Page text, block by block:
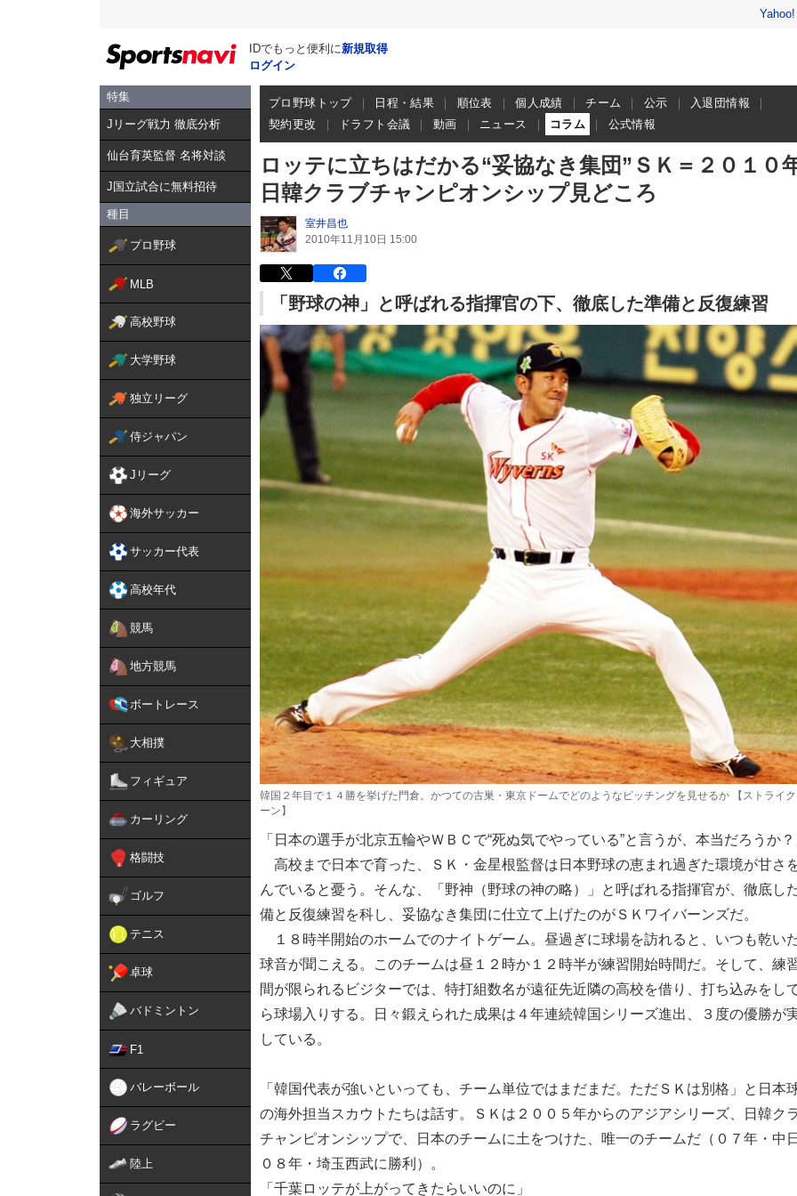
IDでもっと便利に新規取得
ログイン
特集
Jリーグ戦力 徹底分析
仙台育英監督 名将対談
J国立試合に無料招待
種目
プロ野球
MLB
高校野球
大学野球
独立リーグ
侍ジャパン
Jリーグ
海外サッカー
サッカー代表
高校年代
競馬
地方競馬
ボートレース
大相撲
フィギュア
カーリング
格闘技
ゴルフ
テニス
卓球
バドミントン
F1
バレーボール
ラグビー
陸上
プロ野球トップ 日程・結果 順位表 個人成績 チーム 公示
入退団情報
契約更改
ドラフト会議 動画 ニュース コラム 公式情報
ロッテに立ちはだかる“妥協なき集団”ＳＫ＝２０１０
日韓クラブチャンピオンシップ見どころ
室井昌也
2010年11月10日 15:00
「野球の神」と呼ばれる指揮官の下、徹底した準備と反復練習
韓国２年目で１４勝を挙げた門倉。かつての古巣・東京ドームでどのようなピッチングを見せるか 【ストライ
ーン】
「日本の選手が北京五輪やＷＢＣで“死ぬ気でやっている”と言うが、本当だろうか
高校まで日本で育った、ＳＫ・金星根監督は日本野球の恵まれ過ぎた環境が甘さ
んでいると憂う。そんな、「野神（野球の神の略）」と呼ばれる指揮官が、徹底し
備と反復練習を科し、妥協なき集団に仕立て上げたのがＳＫワイバーンズだ。
１８時半開始のホームでのナイトゲーム。昼過ぎに球場を訪れると、いつも乾い
球音が聞こえる。このチームは昼１２時か１２時半が練習開始時間だ。そして、練
間が限られるビジターでは、特打組数名が遠征先近隣の高校を借り、打ち込みをし
ら球場入りする。日々鍛えられた成果は４年連続韓国シリーズ進出、３度の優勝が
している。
「韓国代表が強いといっても、チーム単位ではまだまだ。ただＳＫは別格」と日本
の海外担当スカウトたちは話す。ＳＫは２００５年からのアジアシリーズ、日韓ク
チャンピオンシップで、日本のチームに土をつけた、唯一のチームだ（０７年・中
０８年・埼玉西武に勝利）。
「千葉ロッテが上がってきたらいいのに」